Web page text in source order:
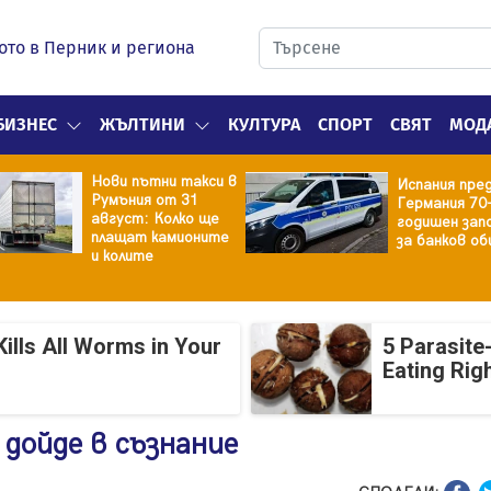
в Перник и региона
ЖЪЛТИНИ КУЛТУРА СПОРТ СВЯТ
Нови пътни такси в
Румъния от 31
август: Колко ще
плащат камионите
и колите
Испания
Германия
годишен
за банков
All Worms in Your
5
Eating
в съзнание